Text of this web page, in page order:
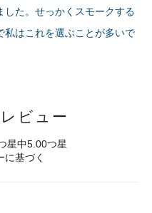
した。せっかくスモークする
私はこれを選ぶことが多いで
ビュー
星中5.00つ星
に基づく